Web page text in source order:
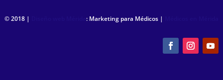
© 2018 | : Marketing para Médicos |